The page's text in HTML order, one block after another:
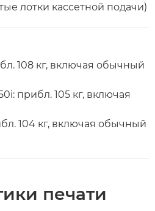
лотки кассетной подачи)
108 кг, включая обычный
прибл. 105 кг, включая
104 кг, включая обычный
печати